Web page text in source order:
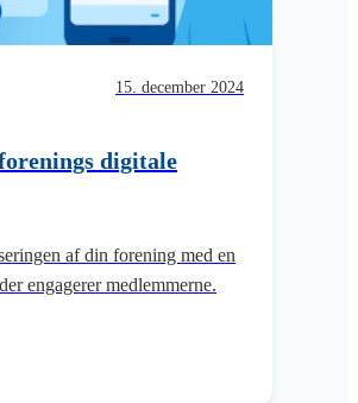
15. december 2024
digitale
af din forening med en
engagerer medlemmerne.